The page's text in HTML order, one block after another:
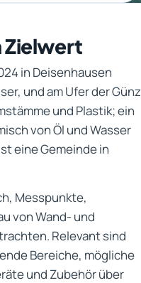
Zielwert
in Deisenhausen
und am Ufer der Günz
und Plastik; ein
von Öl und Wasser
eine Gemeinde in
Messpunkte,
von Wand- und
Relevant sind
Bereiche, mögliche
und Zubehör über